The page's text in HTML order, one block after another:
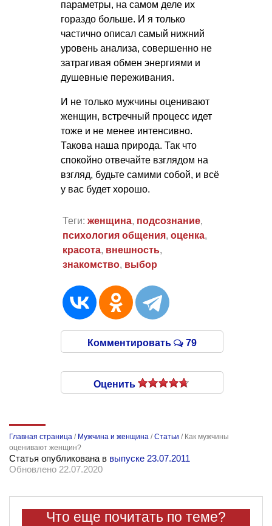
параметры, на самом деле их
гораздо больше. И я только
частично описал самый нижний
уровень анализа, совершенно не
затрагивая обмен энергиями и
душевные переживания.
И не только мужчины оценивают
женщин, встречный процесс идет
тоже и не менее интенсивно.
Такова наша природа. Так что
спокойно отвечайте взглядом на
взгляд, будьте самими собой, и всё
у вас будет хорошо.
Теги: женщина, подсознание,
психология общения, оценка,
красота, внешность,
знакомство, выбор
Комментировать 79
Оценить
Главная страница / Мужчина и женщина /Статьи / Как мужчины
оценивают женщин?
Статья опубликована в выпуске 23.07.2011
Обновлено 22.07.2020
Что еще почитать по теме?